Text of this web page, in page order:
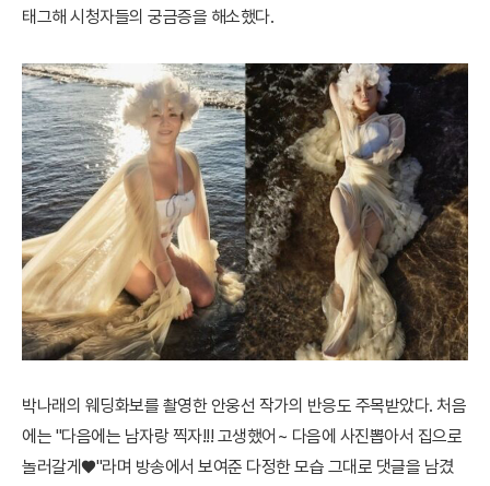
태그해 시청자들의 궁금증을 해소했다.
박나래의 웨딩화보를 촬영한 안웅선 작가의 반응도 주목받았다. 처음
에는 "다음에는 남자랑 찍자!!! 고생했어~ 다음에 사진뽑아서 집으로
놀러갈게♥"라며 방송에서 보여준 다정한 모습 그대로 댓글을 남겼